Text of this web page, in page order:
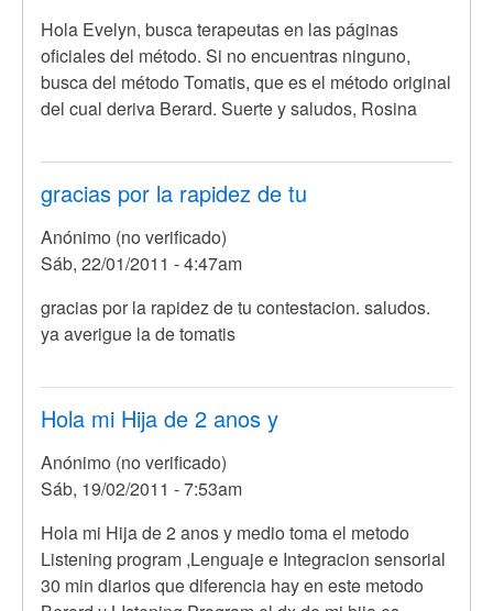
En
respuesta
a
hola
evelyn
de
buenos
por
Anónimo
verificado)
Hola Evelyn, busca terapeutas en las páginas
oficiales del método. Si no encuentras ninguno,
busca del método Tomatis, que es el método original
del cual deriva Berard. Suerte y saludos, Rosina
gracias por la rapidez de tu
Anónimo (no verificado)
Sáb, 22/01/2011 - 4:47am
En
respuesta
Hola
Evelyn,
terapeutas
por
(no
verificado)
gracias por la rapidez de tu contestacion. saludos.
ya averigue la de tomatis
Hola mi Hija de 2 anos y
Anónimo (no verificado)
Sáb, 19/02/2011 - 7:53am
Hola mi Hija de 2 anos y medio toma el metodo
Listening program ,Lenguaje e Integracion sensorial
30 min diarios que diferencia hay en este metodo